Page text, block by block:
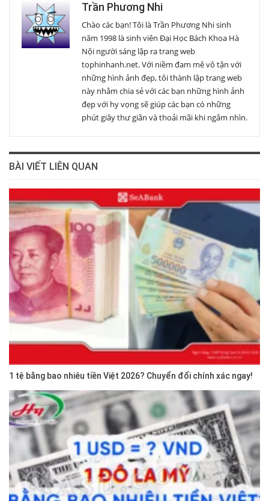
Trần Phương Nhi
Chào các bạn! Tôi là Trần Phương Nhi sinh
năm 1998 là sinh viên Đại Học Bách Khoa Hà
Nội người sáng lập ra trang web
tophinhanh.net. Với niềm đam mê vô tận với
những hình ảnh đẹp, tôi thành lập trang web
này nhằm chia sẻ với các bạn những hình ảnh
đẹp với hy vọng sẽ giúp các bạn có những
phút giây thư giãn và thoải mãi khi ngắm nhìn.
BÀI VIẾT LIÊN QUAN
1 tệ bằng bao nhiêu tiền Việt 2026? Chuyển đổi chính xác ngay!